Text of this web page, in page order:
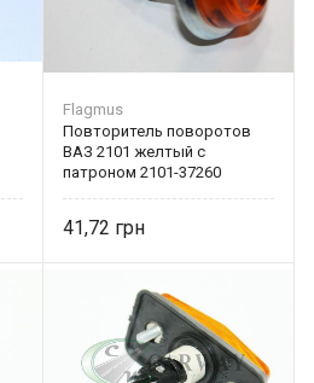
Flagmus
Повторитель поворотов
ВАЗ 2101 желтый с
патроном 2101-37260
41,72